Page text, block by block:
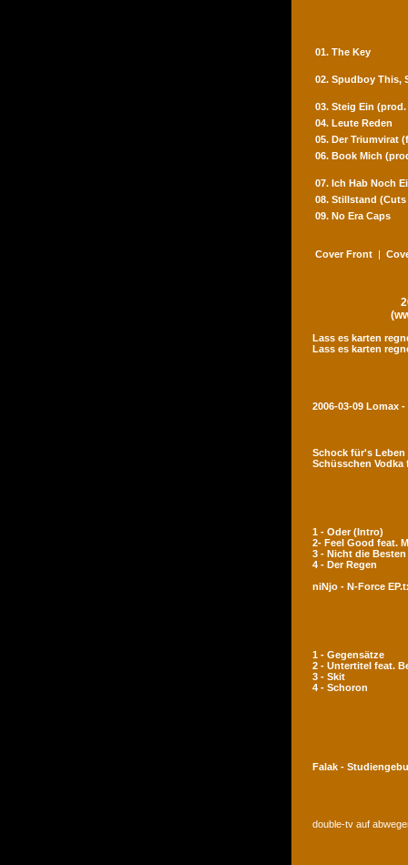
01. The Key
02. Spudboy This,
03. Steig Ein
04. Leute Reden
05. Der Triumvirat
06. Book Mich
07. Ich Hab Noch
08. Stillstand
09. No Era Caps
Cover Front |
Lass es karten
Lass es karten
2006-03-09 Lomax
Schock für's
Schüsschen Vodka
1 - Oder (Intro)
2- Feel Good feat.
3 - Nicht die Besten
4 - Der Regen
niNjo - N-Force
1 - Gegensätze
2 - Untertitel feat.
3 - Skit
4 - Schoron
Falak -
double-tv auf